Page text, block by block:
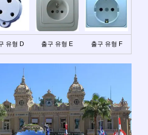
유형 D 출구 유형 E 출구 유형 F